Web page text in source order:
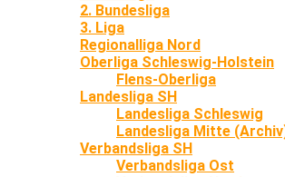
2. Bundesliga
3. Liga
Regionalliga Nord
Oberliga Schleswig-Holstein
Flens-Oberliga
Landesliga SH
Landesliga Schleswig
Landesliga Mitte
Verbandsliga SH
Verbandsliga Ost